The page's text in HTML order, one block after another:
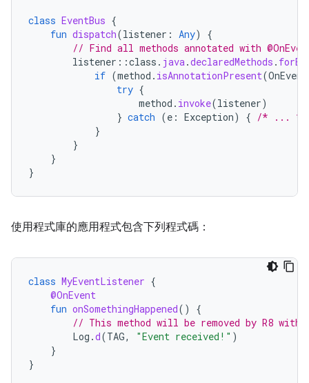
class EventBus {
fun dispatch(listener : Any)
{
// Find all methods annotated with
listener ::class . java.declaredMethods .
if (method . isAnnotationPresent(OnEvent
try {
method . invoke(listener)
} catch (e : Exception) { /* ... */
}
}
}
}
使用程式庫的應用程式包含下列程式碼：
class MyEventListener {
@OnEvent
fun onSomethingHappened()
{
// This method will be removed by R8
Log .d(TAG, "Event received!" )
}
}